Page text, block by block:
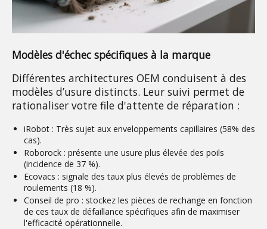
Modèles d'échec spécifiques à la marque
Différentes architectures OEM conduisent à des
modèles d’usure distincts. Leur suivi permet de
rationaliser votre file d'attente de réparation :
iRobot : Très sujet aux enveloppements capillaires (58% des
cas).
Roborock : présente une usure plus élevée des poils
(incidence de 37 %).
Ecovacs : signale des taux plus élevés de problèmes de
roulements (18 %).
Conseil de pro : stockez les pièces de rechange en fonction
de ces taux de défaillance spécifiques afin de maximiser
l'efficacité opérationnelle.